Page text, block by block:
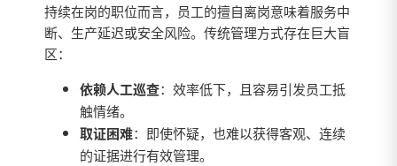
持续在岗的职位而言，员工的擅自离岗意味着服务中
断、生产延迟或安全风险。传统管理方式存在巨大盲
区：
依赖人工巡查：效率低下，且容易引发员工抵
触情绪。
取证困难：即使怀疑，也难以获得客观、连续
的证据进行有效管理。